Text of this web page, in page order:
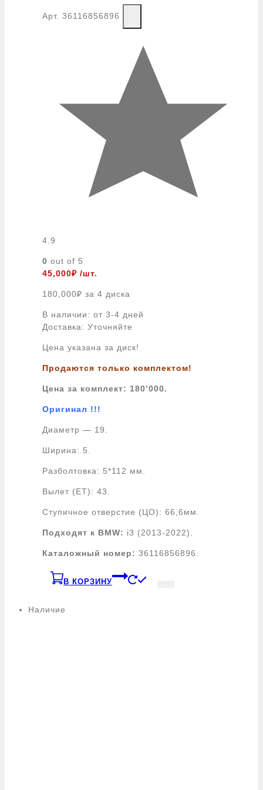
Арт. 36116856896
4.9
0 out of 5
45,000₽ /шт.
180,000₽ за 4 диска
В наличии: от 3-4 дней
Доставка: Уточняйте
Цена указана за диск!
Продаются только комплектом!
Цена за комплект: 180’000.
Оригинал !!!
Диаметр — 19.
Ширина: 5.
Разболтовка: 5*112 мм.
Вылет (ET): 43.
Ступичное отверстие (ЦО): 66,6мм.
Подходят к BMW: i3 (2013-2022).
Каталожный номер: 36116856896.
В КОРЗИНУ
Наличие